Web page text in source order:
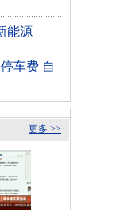
能源
停车费 自
更多 >>